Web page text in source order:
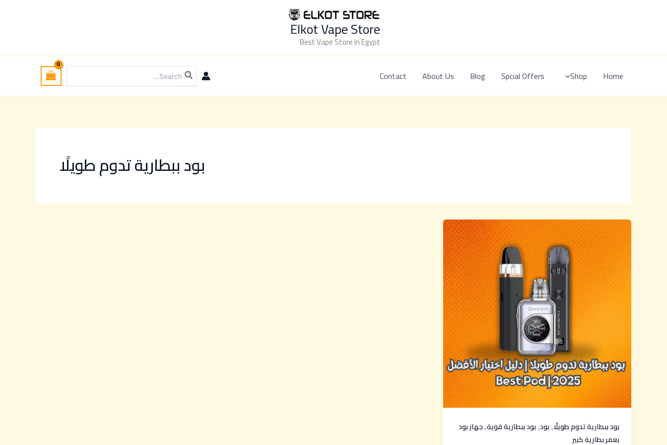
Elkot Vape Store
Best Vape Store In Egypt
Home
Shop
Spcial Offers
Blog
About Us
Contact
Search
for:
بود ببطارية تدوم طويلًا
بود ببطارية تدوم طويلًا,بود,بود ببطارية قوية,جهاز بود
بعمر بطارية كبير